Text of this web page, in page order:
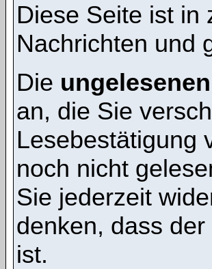
Diese Seite ist in
Nachrichten und
Die
an, die Sie
Lesebestätigung
noch nicht
Sie jederzeit
denken, dass
ist.